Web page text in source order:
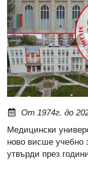
От 1974г. до
Медицински
ново висше учебно
утвърди през